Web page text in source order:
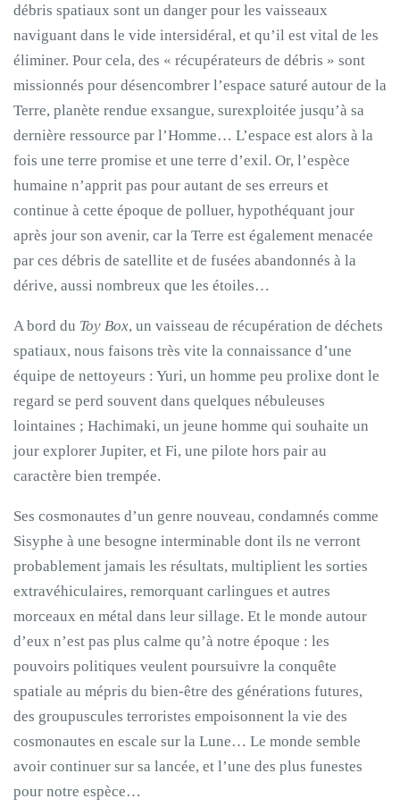
débris spatiaux sont un danger pour les vaisseaux
naviguant dans le vide intersidéral, et qu’il est vital de les
éliminer. Pour cela, des « récupérateurs de débris » sont
missionnés pour désencombrer l’espace saturé autour de la
Terre, planète rendue exsangue, surexploitée jusqu’à sa
dernière ressource par l’Homme… L’espace est alors à la
fois une terre promise et une terre d’exil. Or, l’espèce
humaine n’apprit pas pour autant de ses erreurs et
continue à cette époque de polluer, hypothéquant jour
après jour son avenir, car la Terre est également menacée
par ces débris de satellite et de fusées abandonnés à la
dérive, aussi nombreux que les étoiles…
A bord du Toy Box, un vaisseau de récupération de déchets
spatiaux, nous faisons très vite la connaissance d’une
équipe de nettoyeurs : Yuri, un homme peu prolixe dont le
regard se perd souvent dans quelques nébuleuses
lointaines ; Hachimaki, un jeune homme qui souhaite un
jour explorer Jupiter, et Fi, une pilote hors pair au
caractère bien trempée.
Ses cosmonautes d’un genre nouveau, condamnés comme
Sisyphe à une besogne interminable dont ils ne verront
probablement jamais les résultats, multiplient les sorties
extravéhiculaires, remorquant carlingues et autres
morceaux en métal dans leur sillage. Et le monde autour
d’eux n’est pas plus calme qu’à notre époque : les
pouvoirs politiques veulent poursuivre la conquête
spatiale au mépris du bien-être des générations futures,
des groupuscules terroristes empoisonnent la vie des
cosmonautes en escale sur la Lune… Le monde semble
avoir continuer sur sa lancée, et l’une des plus funestes
pour notre espèce…